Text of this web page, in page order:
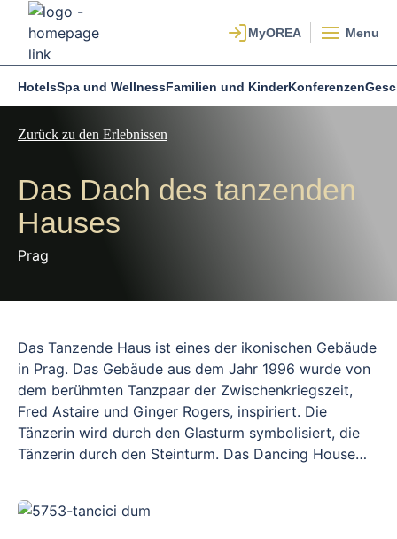
Menu
HotelsSpa und WellnessFamilien und KinderKonferenzen
Zurück zu den Erlebnissen
Das Dach des tanzenden
Hauses
Prag
Das Tanzende Haus ist eines der ikonischen Gebäude
in Prag. Das Gebäude aus dem Jahr 1996 wurde von
dem berühmten Tanzpaar der Zwischenkriegszeit,
Fred Astaire und Ginger Rogers, inspiriert. Die
Tänzerin wird durch den Glasturm symbolisiert, die
Tänzerin durch den Steinturm. Das Dancing House
Restaurant und einer magischen 360°-Dachterrasse.
Genießen Sie einen einzigartigen Panoramablick auf